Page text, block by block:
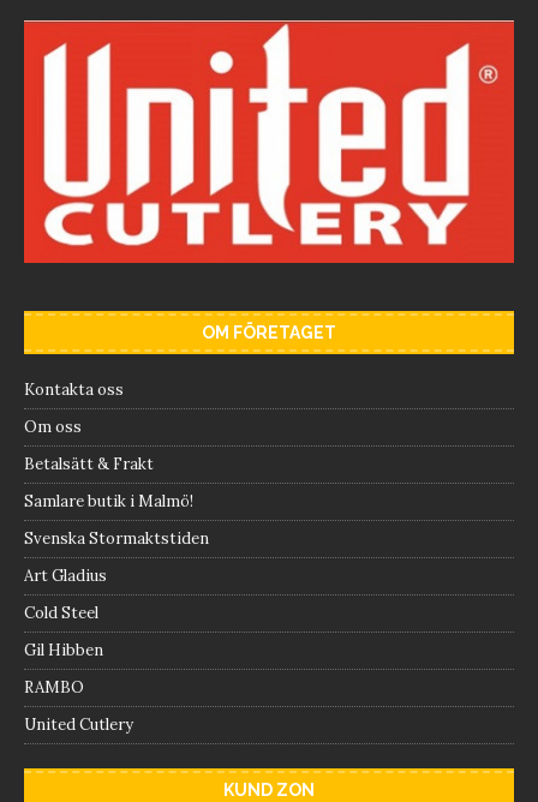
OM FÖRETAGET
Kontakta oss
Om oss
Betalsätt & Frakt
Samlare butik i Malmö!
Svenska Stormaktstiden
Art Gladius
Cold Steel
Gil Hibben
RAMBO
United Cutlery
KUND ZON